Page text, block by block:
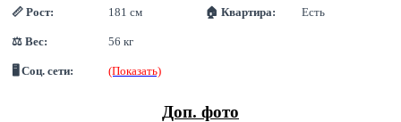
📏 Рост: 181 см 🏠 Квартира: Есть
⚖ Вес: 56 кг
🖥 Соц. сети: (Показать)
Доп. фото